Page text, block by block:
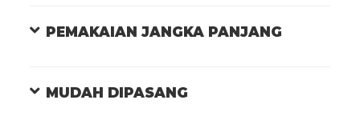
PEMAKAIAN JANGKA PANJANG
MUDAH DIPASANG